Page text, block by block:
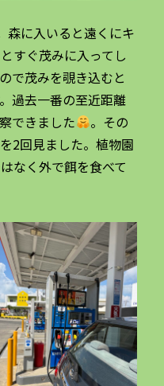
森に入いると遠くにキ
すぐ茂みに入ってし
で茂みを覗き込むと
過去一番の至近距離
できました
。その
2回見ました。植物園
なく外で餌を食べて